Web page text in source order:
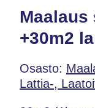
Maalaus
+30m2
Osasto:
Lattia-,